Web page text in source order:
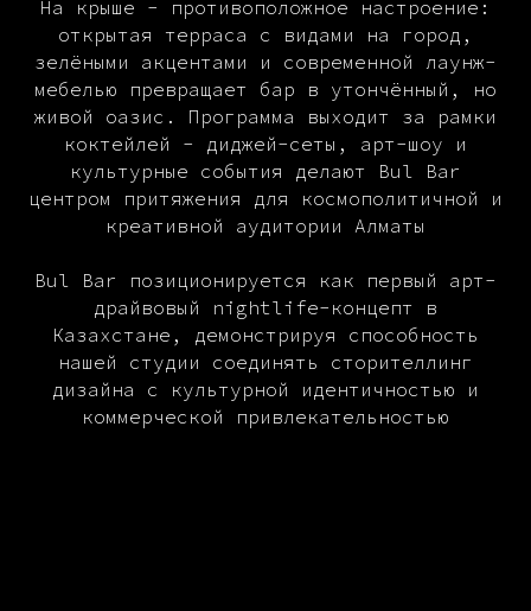
На крыше - противоположное настроение:
открытая терраса с видами на город,
зелёными акцентами и современной лаунж-
мебелью превращает бар в утончённый, но
живой оазис. Программа выходит за рамки
коктейлей - диджей-сеты, арт-шоу и
культурные события делают Bul Bar
центром притяжения для космополитичной и
креативной аудитории Алматы
Bul Bar позиционируется как первый арт-
драйвовый nightlife-концепт в
Казахстане, демонстрируя способность
нашей студии соединять сторителлинг
дизайна с культурной идентичностью и
коммерческой привлекательностью